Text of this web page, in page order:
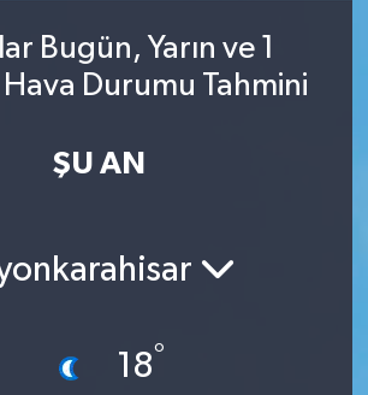
Bugün, Yarın ve 1
Hava Durumu Tahmini
ŞU AN
18°